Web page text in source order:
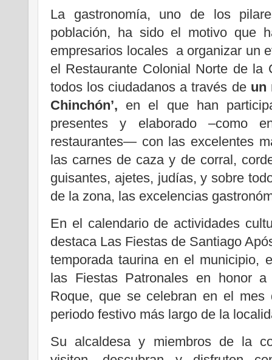
La gastronomía, uno de los
población, ha sido el motivo que
empresarios locales a organizar un
el Restaurante Colonial Norte de la
todos los ciudadanos a través de un
Chinchón’, en el que han
presentes y elaborado –como
restaurantes— con las excelentes
las carnes de caza y de corral,
guisantes, ajetes, judías, y sobre
de la zona, las excelencias
En el calendario de actividades
destaca Las Fiestas de Santiago
temporada taurina en el municipio,
las Fiestas Patronales en honor
Roque, que se celebran en el
periodo festivo más largo de la
Su alcaldesa y miembros de la